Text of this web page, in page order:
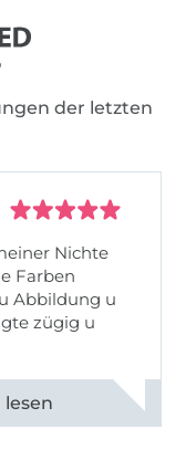
der letzten
Nichte
Farben
Abbildung u
zügig u